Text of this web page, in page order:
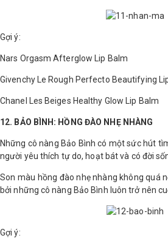
Gợi ý:
Nars Orgasm Afterglow Lip Balm
Givenchy Le Rough Perfecto Beautifying
Chanel Les Beiges Healthy Glow Lip Balm
12. BẢO BÌNH: HỒNG ĐÀO NHẸ NHÀNG
Những cô nàng Bảo Bình có một sức hút
người yêu thích tự do, hoạt bát và có đời
Son màu hồng đào nhẹ nhàng không quá
bởi những cô nàng Bảo Bình luôn trở nên
Gợi ý: